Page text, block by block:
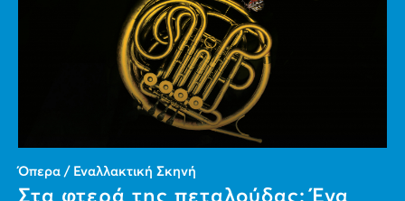
Όπερα / Εναλλακτική Σκηνή